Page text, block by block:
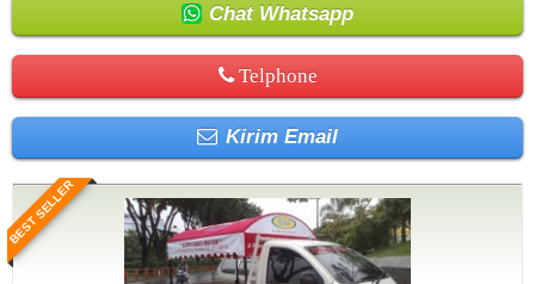
Chat Whatsapp
Telphone
Kirim Email
BEST SELLER